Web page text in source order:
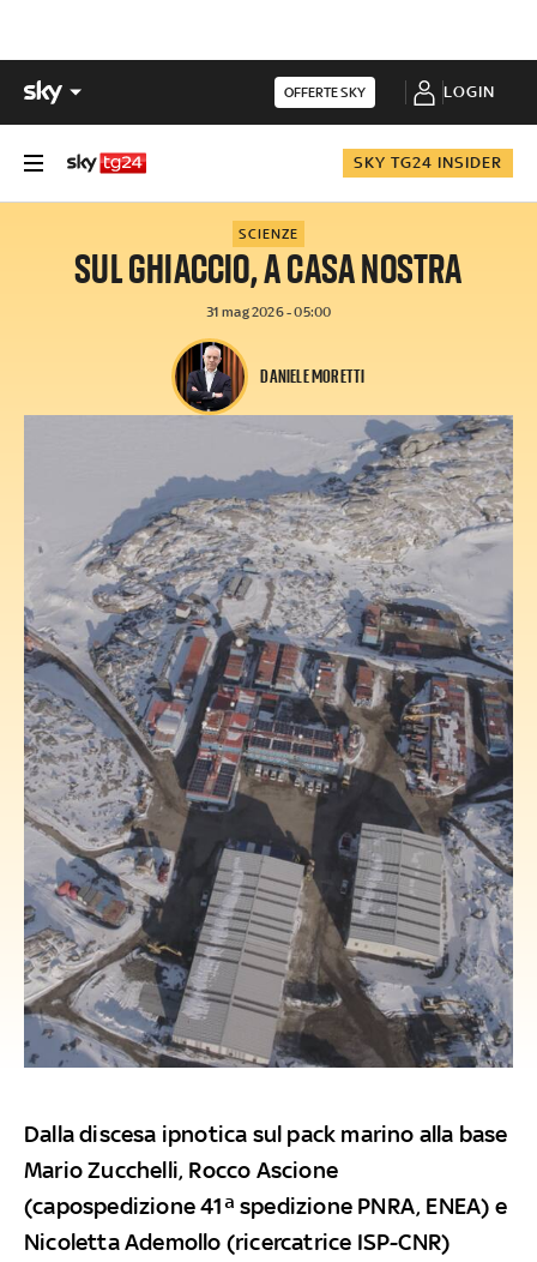
OFFERTE SKY LOGIN
SKY TG24 INSIDER
SCIENZE
SUL GHIACCIO, A CASA NOSTRA
31 mag 2026 - 05:00
DANIELE MORETTI
Dalla discesa ipnotica sul pack marino alla base
Mario Zucchelli, Rocco Ascione
(capospedizione 41ª spedizione PNRA, ENEA) e
Nicoletta Ademollo (ricercatrice ISP-CNR)